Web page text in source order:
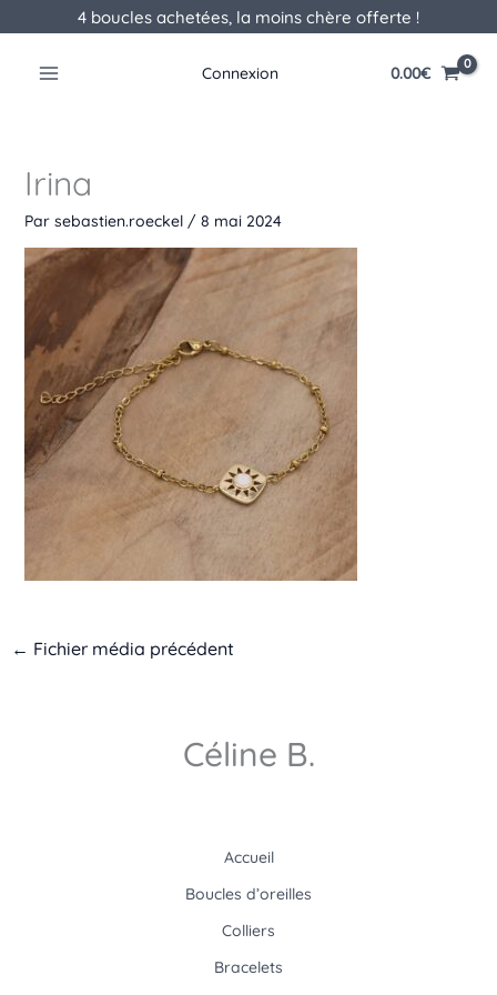
au
contenu
4 boucles achetées, la moins chère offerte !
Connexion 0.00€
Irina
Par sebastien.roeckel / 8 mai 2024
← Fichier média précédent
Céline B.
Accueil
Boucles d’oreilles
Colliers
Bracelets